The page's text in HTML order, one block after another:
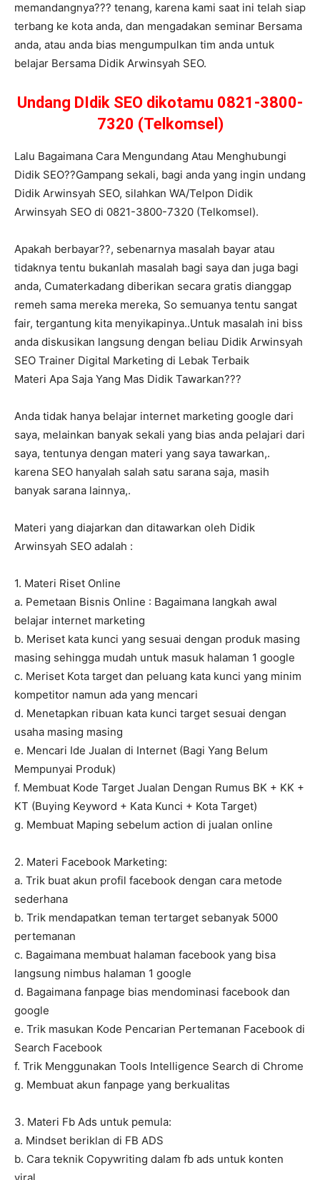
memandangnya??? tenang, karena kami saat ini telah siap
terbang ke kota anda, dan mengadakan seminar Bersama
anda, atau anda bias mengumpulkan tim anda untuk
belajar Bersama Didik Arwinsyah SEO.
Undang DIdik SEO dikotamu 0821-3800-
7320 (Telkomsel)
Lalu Bagaimana Cara Mengundang Atau Menghubungi
Didik SEO??Gampang sekali, bagi anda yang ingin undang
Didik Arwinsyah SEO, silahkan WA/Telpon Didik
Arwinsyah SEO di 0821-3800-7320 (Telkomsel).
Apakah berbayar??, sebenarnya masalah bayar atau
tidaknya tentu bukanlah masalah bagi saya dan juga bagi
anda, Cumaterkadang diberikan secara gratis dianggap
remeh sama mereka mereka, So semuanya tentu sangat
fair, tergantung kita menyikapinya..Untuk masalah ini biss
anda diskusikan langsung dengan beliau Didik Arwinsyah
SEO Trainer Digital Marketing di Lebak Terbaik
Materi Apa Saja Yang Mas Didik Tawarkan???
Anda tidak hanya belajar internet marketing google dari
saya, melainkan banyak sekali yang bias anda pelajari dari
saya, tentunya dengan materi yang saya tawarkan,.
karena SEO hanyalah salah satu sarana saja, masih
banyak sarana lainnya,.
Materi yang diajarkan dan ditawarkan oleh Didik
Arwinsyah SEO adalah :
1. Materi Riset Online
a. Pemetaan Bisnis Online : Bagaimana langkah awal
belajar internet marketing
b. Meriset kata kunci yang sesuai dengan produk masing
masing sehingga mudah untuk masuk halaman 1 google
c. Meriset Kota target dan peluang kata kunci yang minim
kompetitor namun ada yang mencari
d. Menetapkan ribuan kata kunci target sesuai dengan
usaha masing masing
e. Mencari Ide Jualan di Internet (Bagi Yang Belum
Mempunyai Produk)
f. Membuat Kode Target Jualan Dengan Rumus BK + KK +
KT (Buying Keyword + Kata Kunci + Kota Target)
g. Membuat Maping sebelum action di jualan online
2. Materi Facebook Marketing:
a. Trik buat akun profil facebook dengan cara metode
sederhana
b. Trik mendapatkan teman tertarget sebanyak 5000
pertemanan
c. Bagaimana membuat halaman facebook yang bisa
langsung nimbus halaman 1 google
d. Bagaimana fanpage bias mendominasi facebook dan
google
e. Trik masukan Kode Pencarian Pertemanan Facebook di
Search Facebook
f. Trik Menggunakan Tools Intelligence Search di Chrome
g. Membuat akun fanpage yang berkualitas
3. Materi Fb Ads untuk pemula:
a. Mindset beriklan di FB ADS
b. Cara teknik Copywriting dalam fb ads untuk konten